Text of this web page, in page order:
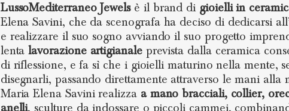
LussoMediterraneo Jewelsè il brand di gioielli in
Elena Savini, che da scenografa ha deciso di dedicarsi
e realizzare il suo sogno avviando il suo progetto
lentalavorazione artigianaleprevista dalla ceramica
di riflessione, e fa sì che i gioielli maturino nella mente,
disegnarli, passando direttamente attraverso le mani alla
Maria Elena Savini realizza a mano bracciali, collier,
anelli, sculture da indossare o piccoli cammei,